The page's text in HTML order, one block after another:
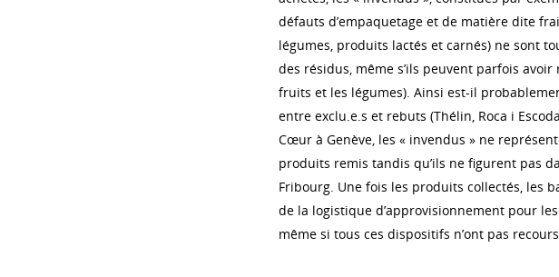
défauts d’empaquetage et de matière dite
légumes, produits lactés et carnés) ne sont
des résidus, même s’ils peuvent parfois
fruits et les légumes). Ainsi est-il
entre exclu.e.s et rebuts (Thélin, Roca i
Cœur à Genève, les « invendus » ne
produits remis tandis qu’ils ne figurent pas
Fribourg. Une fois les produits collectés, les
de la logistique d’approvisionnement pour
même si tous ces dispositifs n’ont pas